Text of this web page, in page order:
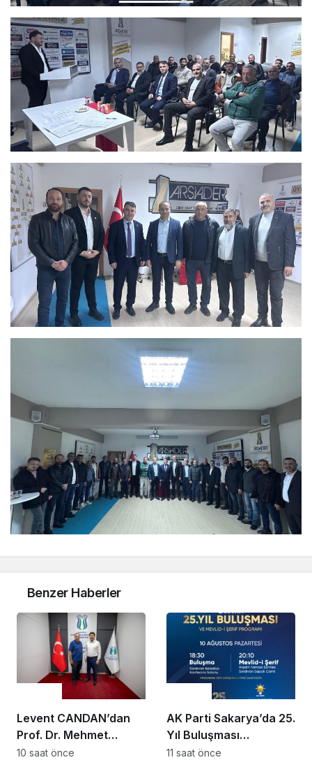
Benzer Haberler
Levent CANDAN’dan
Prof. Dr. Mehmet
SARIBIYIK’a vefa
10 saat önce
AK Parti Sakarya’da 25.
Yıl Buluşması
Düzenlenecek
11 saat önce